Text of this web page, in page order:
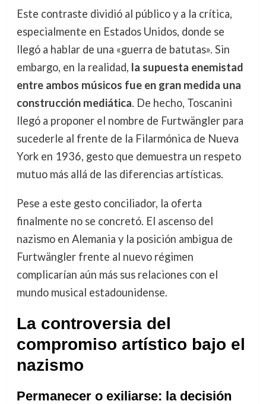
Este contraste dividió al público y a la crítica,
especialmente en Estados Unidos, donde se
llegó a hablar de una «guerra de batutas». Sin
embargo, en la realidad, la supuesta enemistad
entre ambos músicos fue en gran medida una
construcción mediática. De hecho, Toscanini
llegó a proponer el nombre de Furtwängler para
sucederle al frente de la Filarmónica de Nueva
York en 1936, gesto que demuestra un respeto
mutuo más allá de las diferencias artísticas.
Pese a este gesto conciliador, la oferta
finalmente no se concretó. El ascenso del
nazismo en Alemania y la posición ambigua de
Furtwängler frente al nuevo régimen
complicarían aún más sus relaciones con el
mundo musical estadounidense.
La controversia del
compromiso artístico bajo el
nazismo
Permanecer o exiliarse: la decisión